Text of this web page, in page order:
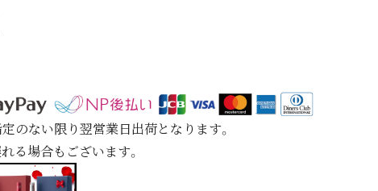
のない限り翌営業日出荷となります。
る場合もございます。